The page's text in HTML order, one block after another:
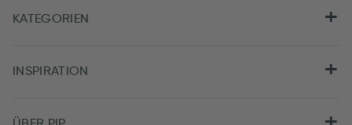
KATEGORIEN
INSPIRATION